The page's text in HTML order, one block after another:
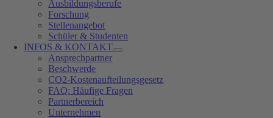
Ausbildungsberufe
Forschung
Stellenangebot
Schüler & Studenten
INFOS & KONTAKT
Ansprechpartner
Beschwerde
CO2-Kostenaufteilungsgesetz
FAQ: Häufige Fragen
Partnerbereich
Unternehmen